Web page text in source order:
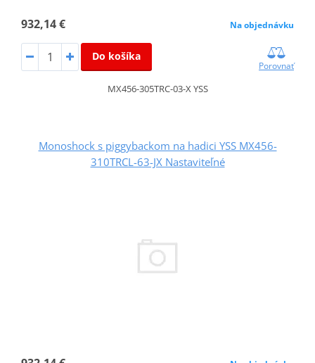
932,14 € Na objednávku
Do košíka
Porovnať
MX456-305TRC-03-X YSS
Monoshock s piggybackom na hadici YSS MX456-
310TRCL-63-JX Nastaviteľné